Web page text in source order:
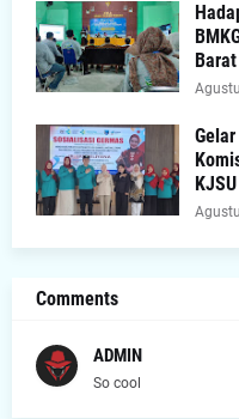
KJSU
Comments
ADMIN
So cool